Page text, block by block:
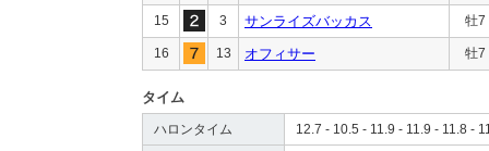
15 3 サンライズバッカス 牡7
16 13 オフィサー 牡7
タイム
ハロンタイム 12.7 - 10.5 - 11.9 - 11.9 - 11.8 -